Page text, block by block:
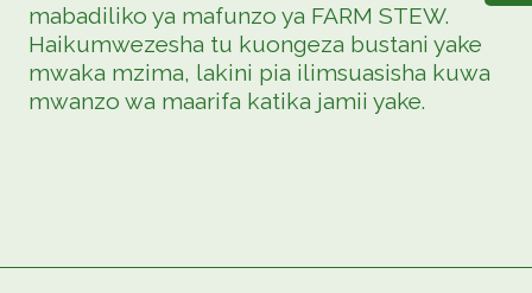
mabadiliko ya mafunzo ya FARM STEW.
Haikumwezesha tu kuongeza bustani yake
mwaka mzima, lakini pia ilimsuasisha kuwa
mwanzo wa maarifa katika jamii yake.